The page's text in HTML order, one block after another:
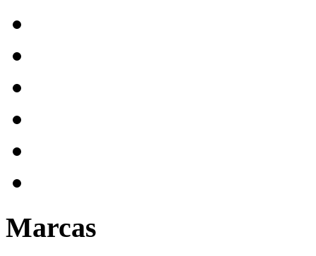
Marcas